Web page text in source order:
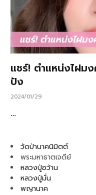
แชร์! ตำแหน่งไฝม
ปัง
2024/01/29
…
วัดป่านาคนิมิตต์
พระมหาธาตเจดีย์
หลวงปู่อว้าน
หลวงปู่มั่น
พญานาค